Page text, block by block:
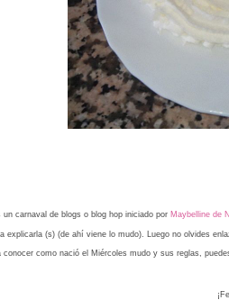
un carnaval de blogs o blog hop iniciado por Maybelline de
explicarla (s) (de ahí viene lo mudo). Luego no olvides
conocer como nació el Miércoles mudo y sus reglas,